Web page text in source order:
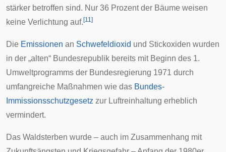
stärker betroffen sind. Nur 36 Prozent der Bäume weisen
keine Verlichtung auf. [11]
Die Emissionen an Schwefeldioxid und Stickoxiden wurden
in der „alten“ Bundesrepublik bereits mit Beginn des 1.
Umweltprogramms der Bundesregierung 1971 durch
umfangreiche Maßnahmen wie das Bundes-
Immissionsschutzgesetz zur Luftreinhaltung erheblich
vermindert.
Das Waldsterben wurde – auch im Zusammenhang mit